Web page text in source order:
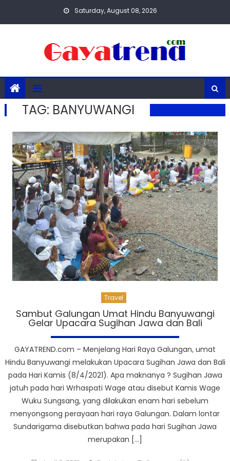
Saturday, August 08, 2026
TAG: BANYUWANGI
Travel
Sambut Galungan Umat Hindu Banyuwangi
Gelar Upacara Sugihan Jawa dan Bali
GAYATREND.com – Menjelang Hari Raya Galungan, umat
Hindu Banyuwangi melakukan Upacara Sugihan Jawa dan Bali
pada Hari Kamis (8/4/2021). Apa maknanya ? Sugihan Jawa
jatuh pada hari Wrhaspati Wage atau disebut Kamis Wage
Wuku Sungsang, yang dilakukan enam hari sebelum
menyongsong perayaan hari raya Galungan. Dalam lontar
Sundarigama disebutkan bahwa pada hari Sugihan Jawa
merupakan […]